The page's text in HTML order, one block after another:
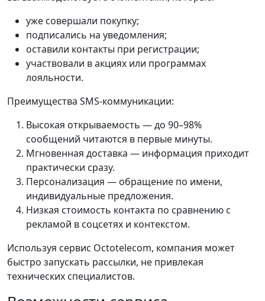
уже совершали покупку;
подписались на уведомления;
оставили контакты при регистрации;
участвовали в акциях или программах
лояльности.
Преимущества SMS-коммуникации:
Высокая открываемость — до 90–98%
сообщений читаются в первые минуты.
Мгновенная доставка — информация приходит
практически сразу.
Персонализация — обращение по имени,
индивидуальные предложения.
Низкая стоимость контакта по сравнению с
рекламой в соцсетях и контекстом.
Используя сервис Octotelecom, компания может
быстро запускать рассылки, не привлекая
технических специалистов.